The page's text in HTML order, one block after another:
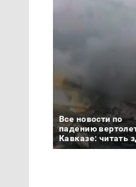
Все новости по
падению
Кавказе: читать